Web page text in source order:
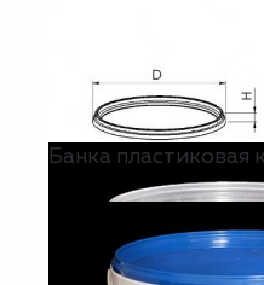
Банка пластиковая